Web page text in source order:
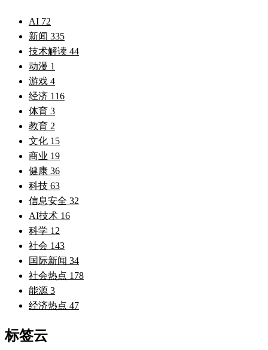
AI 72
新闻 335
技术解读 44
动漫 1
游戏 4
经济 116
体育 3
教育 2
文化 15
商业 19
健康 36
科技 63
信息安全 32
AI技术 16
科学 12
社会 143
国际新闻 34
社会热点 178
能源 3
经济热点 47
标签云